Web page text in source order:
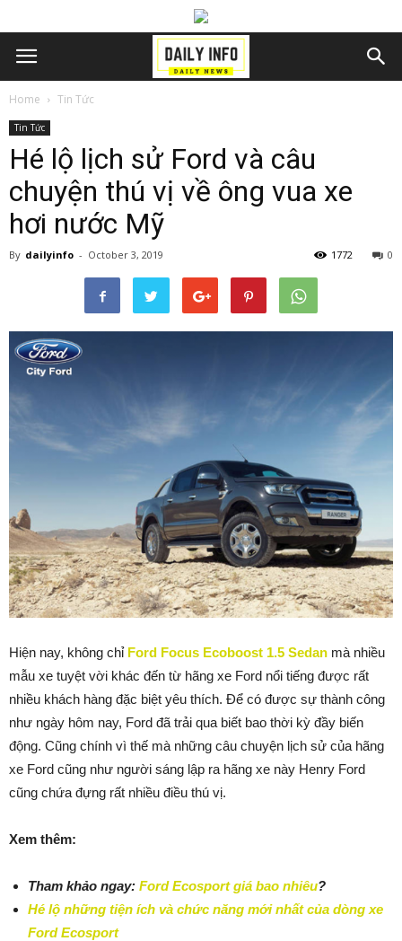
Home Tin Tức
Tin Tức
Hé lộ lịch sử Ford và câu
chuyện thú vị về ông vua xe
hơi nước Mỹ
By dailyinfo - October 3, 2019 0
1772
Hiện nay, không chỉ Ford Focus Ecoboost 1.5 Sedan mà nhiều
mẫu xe tuyệt vời khác đến từ hãng xe Ford nổi tiếng được rất
nhiều khách hàng đặc biệt yêu thích. Để có được sự thành công
như ngày hôm nay, Ford đã trải qua biết bao thời kỳ đầy biến
động. Cũng chính vì thế mà những câu chuyện lịch sử của hãng
xe Ford cũng như người sáng lập ra hãng xe này Henry Ford
cũng chứa đựng rất nhiều điều thú vị.
Xem thêm:
Tham khảo ngay: Ford Ecosport giá bao nhiêu?
Hé lộ những tiện ích và chức năng mới nhất của dòng xe
Ford Ecosport